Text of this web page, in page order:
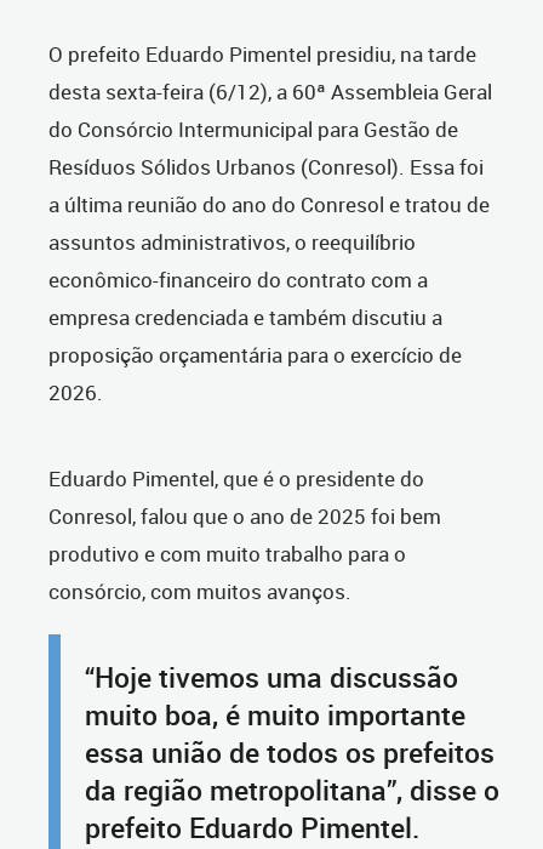
O prefeito Eduardo Pimentel presidiu, na tarde
desta sexta-feira (6/12), a 60ª Assembleia Geral
do Consórcio Intermunicipal para Gestão de
Resíduos Sólidos Urbanos (Conresol). Essa foi
a última reunião do ano do Conresol e tratou de
assuntos administrativos, o reequilíbrio
econômico-financeiro do contrato com a
empresa credenciada e também discutiu a
proposição orçamentária para o exercício de
2026.
Eduardo Pimentel, que é o presidente do
Conresol, falou que o ano de 2025 foi bem
produtivo e com muito trabalho para o
consórcio, com muitos avanços.
“Hoje tivemos uma discussão
muito boa, é muito importante
essa união de todos os prefeitos
da região metropolitana”, disse o
prefeito Eduardo Pimentel.